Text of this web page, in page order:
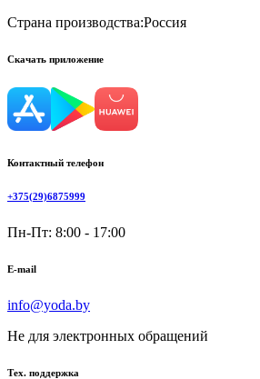
Страна производства:Россия
Скачать приложение
Контактный телефон
+375(29)6875999
Пн-Пт: 8:00 - 17:00
E-mail
info@yoda.by
Не для электронных обращений
Тех. поддержка